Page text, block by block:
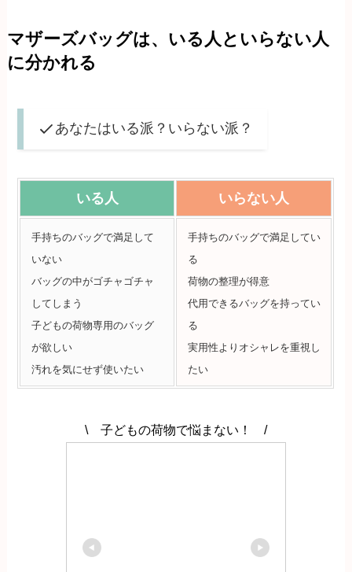
マザーズバッグは、いる人といらない人
に分かれる
あなたはいる派？いらない派？
いる人 いらない人
手持ちのバッグで満足して
いない
バッグの中がゴチャゴチャ
してしまう
子どもの荷物専用のバッグ
が欲しい
汚れを気にせず使いたい
手持ちのバッグで満足してい
る
荷物の整理が得意
代用できるバッグを持ってい
る
実用性よりオシャレを重視し
たい
\ 子どもの荷物で悩まない！ /